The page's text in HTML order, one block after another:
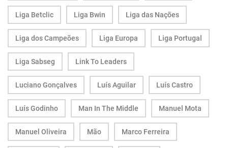
Liga Betclic Liga Bwin Liga das Nações
Liga dos Campeões Liga Europa Liga Portugal
Liga Sabseg Link To Leaders
Luciano Gonçalves Luís Aguilar Luís Castro
Luís Godinho Man In The Middle Manuel Mota
Manuel Oliveira Mão Marco Ferreira